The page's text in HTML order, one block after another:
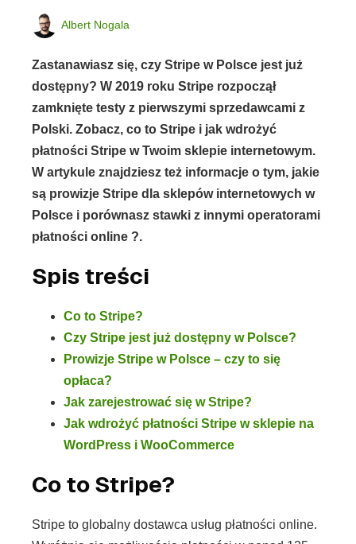
Albert Nogala
Zastanawiasz się, czy Stripe w Polsce jest już
dostępny? W 2019 roku Stripe rozpoczął
zamknięte testy z pierwszymi sprzedawcami z
Polski. Zobacz, co to Stripe i jak wdrożyć
płatności Stripe w Twoim sklepie internetowym.
W artykule znajdziesz też informacje o tym, jakie
są prowizje Stripe dla sklepów internetowych w
Polsce i porównasz stawki z innymi operatorami
płatności online ?.
Spis treści
Co to Stripe?
Czy Stripe jest już dostępny w Polsce?
Prowizje Stripe w Polsce – czy to się
opłaca?
Jak zarejestrować się w Stripe?
Jak wdrożyć płatności Stripe w sklepie na
WordPress i WooCommerce
Co to Stripe?
Stripe to globalny dostawca usług płatności online.